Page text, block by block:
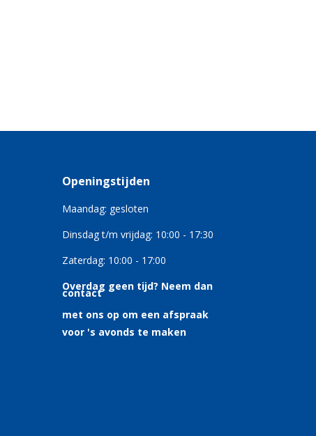
Openingstijden
Maandag: gesloten
Dinsdag t/m vrijdag: 10:00 - 17:30
Zaterdag: 10:00 - 17:00
Overdag geen tijd? Neem dan
contact
met ons op om een afspraak
voor 's avonds te maken